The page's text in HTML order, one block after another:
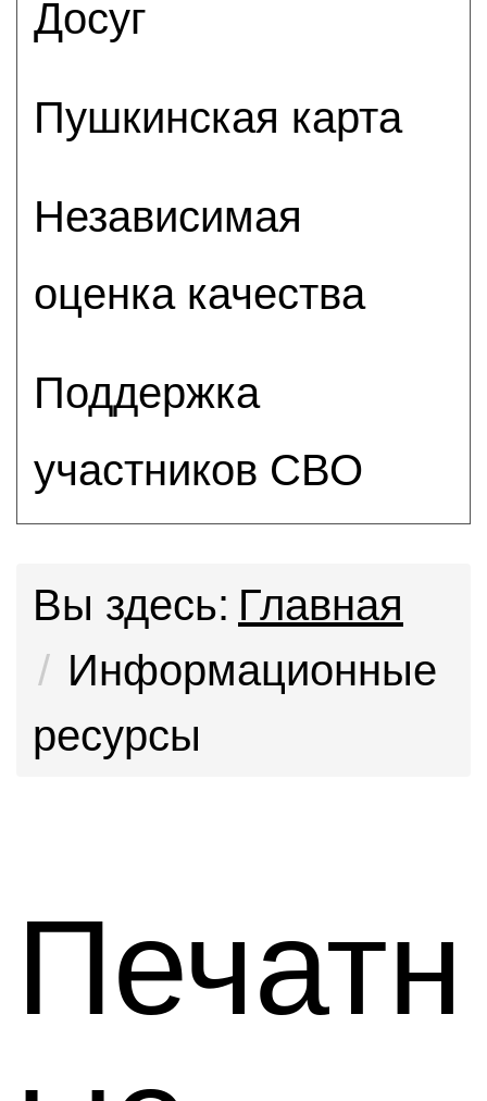
Досуг
Пушкинская карта
Независимая
оценка качества
Поддержка
участников СВО
Вы здесь: Главная
Информационные
ресурсы
Печатн